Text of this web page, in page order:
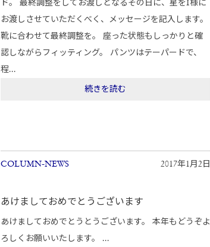
ド。 最終調整をしてお渡しとなるその日に、星をI様に
お渡しさせていただくべく、メッセージを記入します。
靴に合わせて最終調整を。 座った状態もしっかりと確
認しながらフィッティング。 パンツはテーパードで、
程...
続きを読む
COLUMN-NEWS 2017年1月2日
あけましておめでとうございます
あけましておめでとうとうございます。 本年もどうぞよ
ろしくお願いいたします。 ...